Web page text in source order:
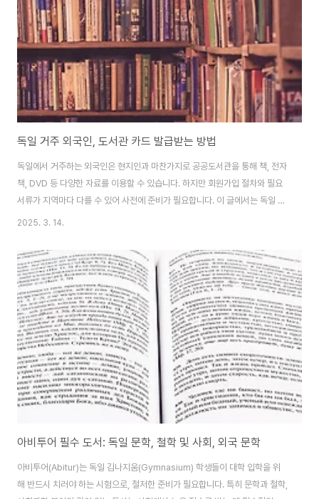
이 오니(귀신)로 변한 여동생을 구하기 위해 귀살대에 들어가 싸우는 이야기입
니다...
독일 거주 외국인, 도서관 카드 발급받는 방법
독일에서 거주하는 외국인은 현지인과 마찬가지로 공공도서관을 통해 책, 전자
책, DVD 등 다양한 자료를 이용할 수 있습니다. 하지만 회원가입 절차와 필요
서류가 지역마다 다를 수 있어 사전에 준비가 필요합니다. 이 글에서는 독일 거
주 외국인이 도서관 카드를 발급받는 방법과 절차를 자세히 설명합니다.1. 독일
Bibliothek)은 시민들에게 다양한 자료를 무료 또는 저렴한 비용으로 제공하
는 문화 공간입니다. 독일의 주요 도시는 물론 작은 마을에도 도서관이 있으며,
각 지역 주민들이 자유롭게 이용할 수 있습니다. 외국인 거주자도 도서관 회원
으로 가입하면 책뿐만 아니라 DVD, 오디오북, 전자책, 잡지, 보드게임 등 다양
한 자료를 ..
2025. 3. 14.
아비투어 필수 도서: 독일 문학, 철학 및 사회, 외국 문학
아비투어(Abitur)는 독일 김나지움(Gymnasium) 학생들이 대학 입학을 위
해 반드시 치러야 하는 시험으로, 철저한 준비가 필요합니다. 특히 문학과 철학,